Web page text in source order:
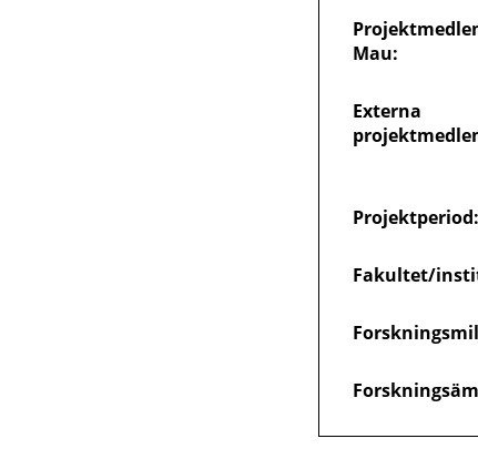
Mau:
Externa
Projektperiod:
Fakultet/